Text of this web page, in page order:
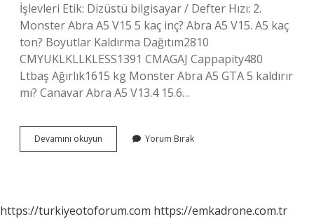
İşlevleri Etik: Dizüstü bilgisayar / Defter Hızı: 2.
Monster Abra A5 V15 5 kaç inç? Abra A5 V15. A5 kaç
ton? Boyutlar Kaldırma Dağıtım2810
CMYUKLKLLKLESS1391 CMAGAJ Cappapity480
Ltbaş Ağırlık1615 kg Monster Abra A5 GTA 5 kaldırır
mı? Canavar Abra A5 V13.4 15.6…
Devamını okuyun
A5
Yorum Bırak
https://turkiyeotoforum.com https://emkadrone.com.tr